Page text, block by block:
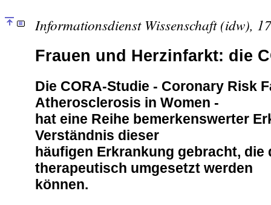
Informationsdienst Wissenschaft (idw),
Frauen und Herzinfarkt: die
Die CORA-Studie - Coronary Risk
Atherosclerosis in Women -
hat eine Reihe bemerkenswerter
Verständnis dieser
häufigen Erkrankung gebracht, die
therapeutisch umgesetzt werden
können.